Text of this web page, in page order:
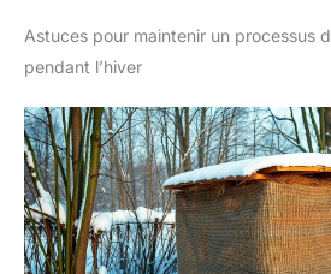
Astuces pour maintenir un processus
pendant l’hiver